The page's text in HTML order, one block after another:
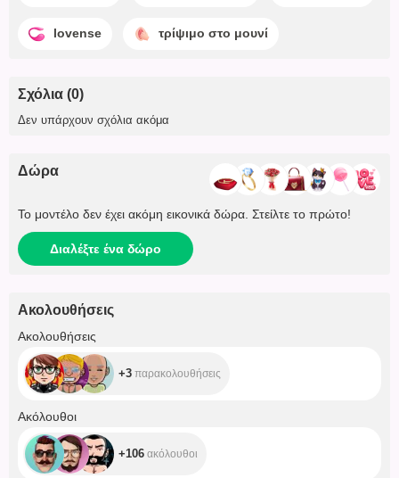
lovense τρίψιμο στο μουνί
Σχόλια (0)
Δεν υπάρχουν σχόλια ακόμα
Δώρα
Το μοντέλο δεν έχει ακόμη εικονικά δώρα. Στείλτε το πρώτο!
Διαλέξτε ένα δώρο
Ακολουθήσεις
Ακολουθήσεις
+3 παρακολουθήσεις
Ακόλουθοι
+106 ακόλουθοι